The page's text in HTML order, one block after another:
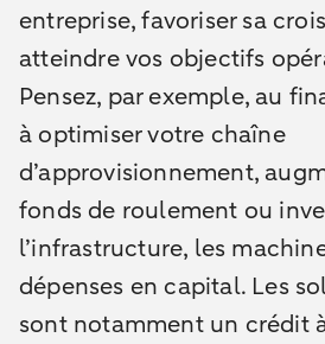
entreprise, favoriser sa
atteindre vos objectifs
Pensez, par exemple, au
à optimiser votre chaîne
d’approvisionnement,
fonds de roulement ou
l’infrastructure, les
dépenses en capital. Les
sont notamment un crédit